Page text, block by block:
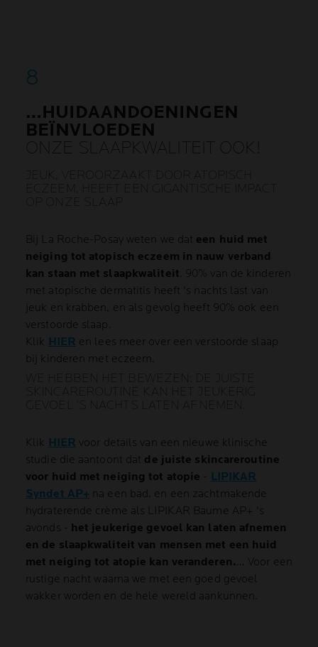
…HUIDAANDOENINGEN
BEÏNVLOEDEN
ONZE SLAAPKWALITEIT OOK!
Bij La Roche-Posay weten we dat een huid met
neiging tot atopisch eczeem in nauw verband
kan staan met slaapkwaliteit . 90% van de kinderen
met atopische dermatitis heeft 's nachts last van
jeuk en krabben, en als gevolg heeft 90% ook een
verstoorde slaap.
Klik
HIER en lees meer over een verstoorde slaap
bij kinderen met eczeem.
Klik HIER voor details van een nieuwe klinische
studie die aantoont dat de juiste skincareroutine
voor huid met neiging tot atopie
LIPIKAR
Syndet AP+ na een bad, en een zachtmakende
hydraterende crème als LIPIKAR Baume AP+ 's
avonds - het jeukerige gevoel kan laten afnemen
en de slaapkwaliteit van mensen met een huid
met neiging tot atopie kan veranderen. … Voor een
rustige nacht waarna we met een goed gevoel
wakker worden en de hele wereld aankunnen.